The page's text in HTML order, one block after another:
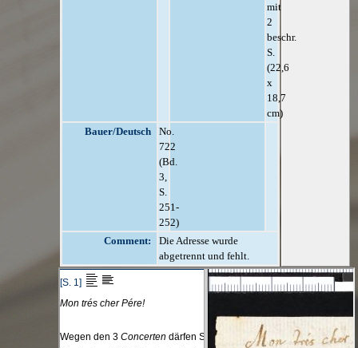
mit
2
beschr.
S.
(22,6
x
18,7
cm)
Bauer/Deutsch
No.
722
(Bd.
3,
S.
251-
252)
Comment:
Die Adresse wurde
abgetrennt und fehlt.